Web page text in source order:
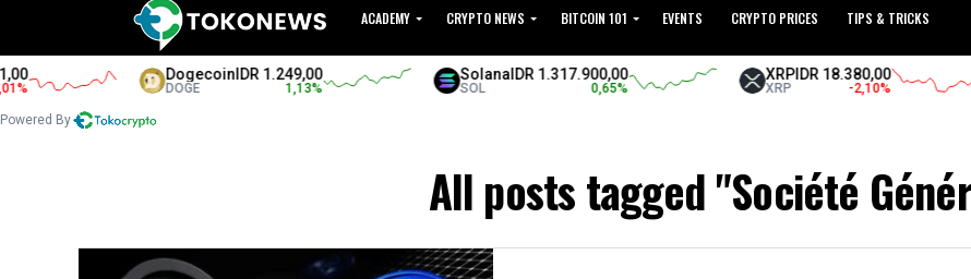
ACADEMY CRYPTO NEWS BITCOIN 101 EVENTS CRYPTO PRICES TIPS & TRICKS
DogecoinIDR 1.249,00
DOGE %
SolanaIDR 1.317.900,00
SOL %
XRPIDR 18.380,00
XRP %
Powered By
All posts tagged "Société